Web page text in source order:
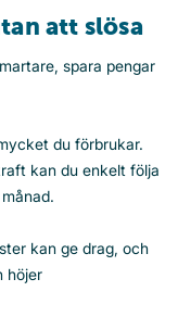
att slösa
spara pengar
du förbrukar.
kan du enkelt följa
kan ge drag, och
höjer